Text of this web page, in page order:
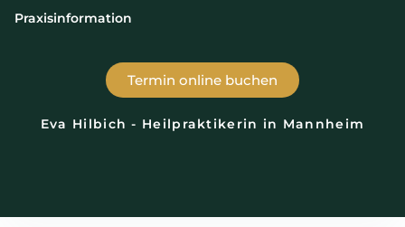
Praxisinformation
Termin online buchen
Eva Hilbich - Heilpraktikerin in Mannheim